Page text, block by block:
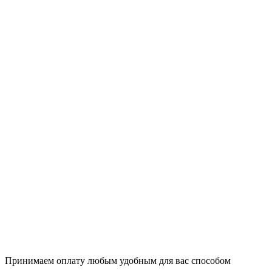
Принимаем оплату любым удобным для вас способом